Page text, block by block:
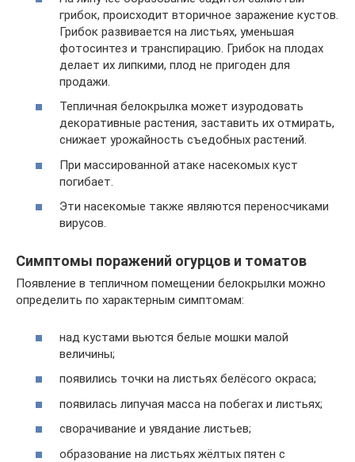
грибок, происходит вторичное заражение кустов.
Грибок развивается на листьях, уменьшая
фотосинтез и транспирацию. Грибок на плодах
делает их липкими, плод не пригоден для
продажи.
Тепличная белокрылка может изуродовать
декоративные растения, заставить их отмирать,
снижает урожайность съедобных растений.
При массированной атаке насекомых куст
погибает.
Эти насекомые также являются переносчиками
вирусов.
Симптомы поражений огурцов и томатов
Появление в тепличном помещении белокрылки можно
определить по характерным симптомам:
над кустами вьются белые мошки малой
величины;
появились точки на листьях белёсого окраса;
появилась липучая масса на побегах и листьях;
сворачивание и увядание листьев;
образование на листьях жёлтых пятен с